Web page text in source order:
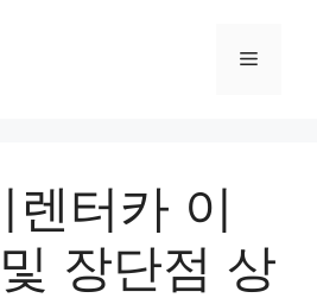
메
렌터카 이
장단점 상